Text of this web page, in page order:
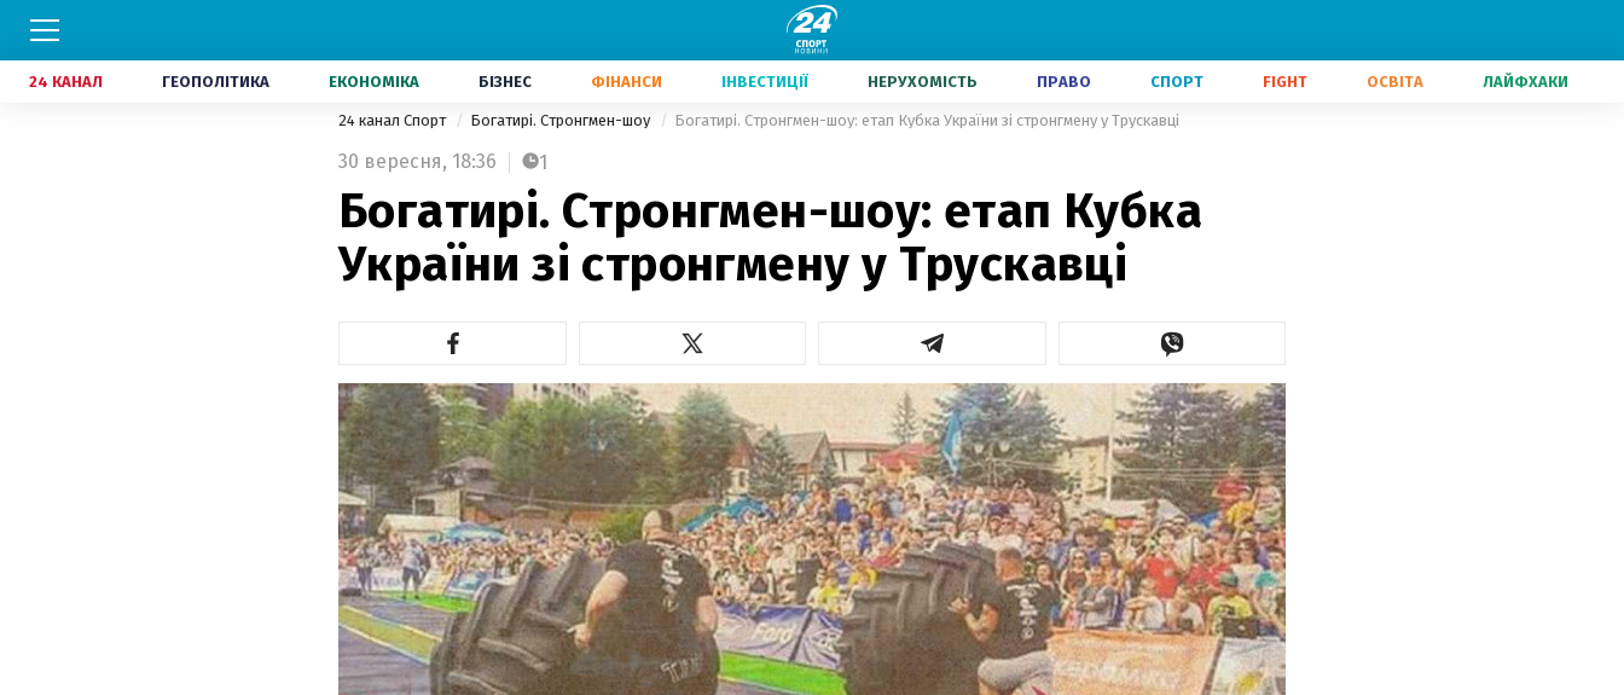
24 КАНАЛ ГЕОПОЛІТИКА ЕКОНОМІКА БІЗНЕС ФІНАНСИ ІНВЕСТИЦІЇ НЕРУХОМІСТЬ ПРАВО СПОРТ FIGHT ОСВІТА ЛАЙФХАКИ
24 канал Спорт Богатирі. Стронгмен-шоу Богатирі. Стронгмен-шоу: етап Кубка України зі стронгмену у Трускавці
30 вересня, 18:36 1
Богатирі. Стронгмен-шоу: етап Кубка
України зі стронгмену у Трускавці